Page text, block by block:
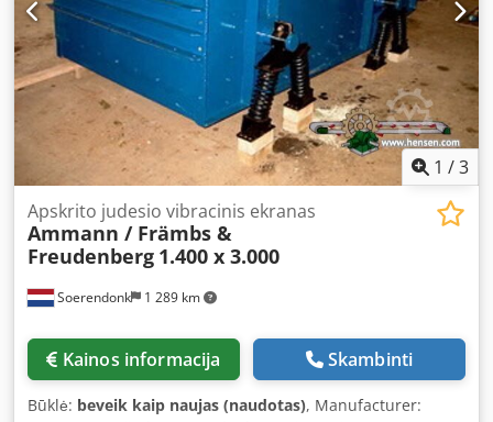
1 /3
Soerendonk 1 289 km
Apskrito judesio vibracinis ekranas
Ammann / Främbs &
Freudenberg 1.400 x 3.000
Kainos informacija Skambinti
Būklė: beveik kaip naujas (naudotas), Manufacturer: